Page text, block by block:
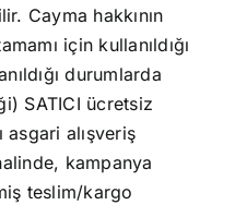
Cayma hakkının
için kullanıldığı
durumlarda
SATICI ücretsiz
asgari alışveriş
kampanya
teslim/kargo